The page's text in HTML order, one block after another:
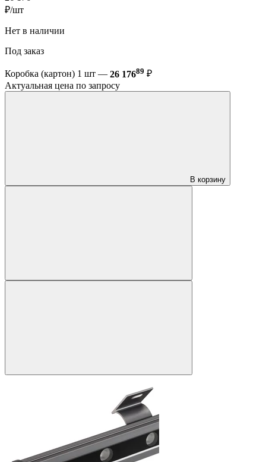
₽/шт
Нет в наличии
Под заказ
Коробка (картон) 1 шт — 26 17689 ₽
Актуальная цена по запросу
В корзину